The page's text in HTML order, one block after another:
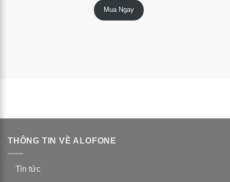
5 dựa trên
Mua Ngay
THÔNG TIN VỀ ALOFONE
Tin tức